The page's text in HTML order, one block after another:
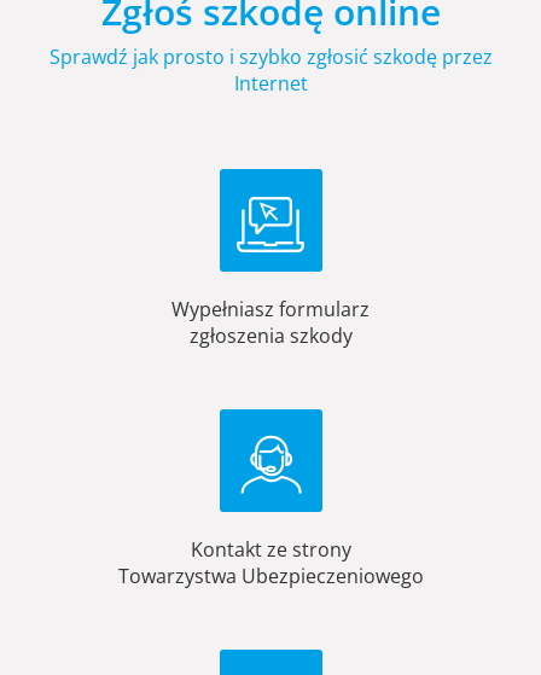
Zgłoś szkodę online
Sprawdź jak prosto i szybko zgłosić szkodę przez
Internet
Wypełniasz formularz
zgłoszenia szkody
Kontakt ze strony
Towarzystwa Ubezpieczeniowego